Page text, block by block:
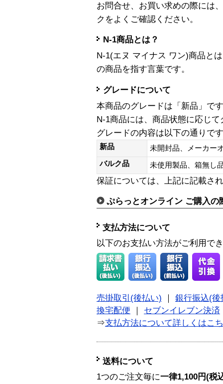
お問合せ、お買い求めの際には
クをよくご確認ください。
N-1商品とは？
N-1(エヌ マイナス ワン)商品と
の商品を指す言葉です。
グレードについて
本商品のグレードは「新品」です
N-1商品には、商品状態に応じ
グレードの内容は以下の通りで
新品
未開封品、メーカー
バルク品
未使用製品、箱無
保証については、上記に記載さ
ぷらっとオンライン ご購入の
支払方法について
以下のお支払い方法がご利用で
売掛取引(後払い)
銀行振込(後
換宅配便
セブンイレブン決済
⇒支払方法について詳しくはこ
送料について
1つのご注文毎に一律1,100円(税